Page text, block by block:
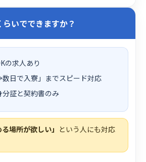
いでできますか？
の求人あり
日で入寮」までスピード対応
証と契約書のみ
場所が欲しい」 という人にも対応